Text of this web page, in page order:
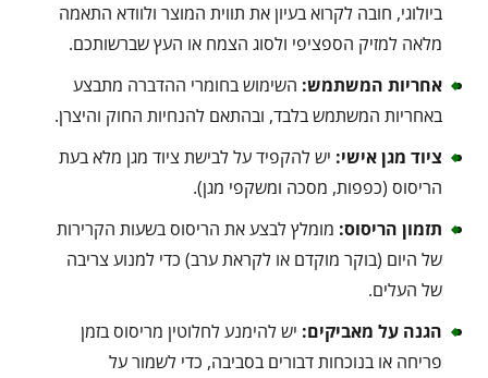
ביולוגי, חובה לקרוא בעיון את תווית המוצר ולוודא התאמה
מלאה למזיק הספציפי ולסוג הצמח או העץ שברשותכם.
אחריות המשתמש: השימוש בחומרי ההדברה מתבצע
באחריות המשתמש בלבד, ובהתאם להנחיות החוק והיצרן.
ציוד מגן אישי: יש להקפיד על לבישת ציוד מגן מלא בעת
הריסוס (כפפות, מסכה ומשקפי מגן).
תזמון הריסוס: מומלץ לבצע את הריסוס בשעות הקרירות
של היום (בוקר מוקדם או לקראת ערב) כדי למנוע צריבה
של העלים.
הגנה על מאביקים: יש להימנע לחלוטין מריסוס בזמן
פריחה או בנוכחות דבורים בסביבה, כדי לשמור על